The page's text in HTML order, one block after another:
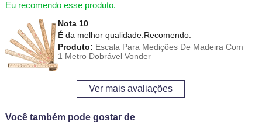
Eu recomendo esse produto.
Nota 10
É da melhor qualidade.Recomendo.
Produto: Escala Para Medições De Madeira Com
1 Metro Dobrável Vonder
Ver mais avaliações
Você também pode gostar de